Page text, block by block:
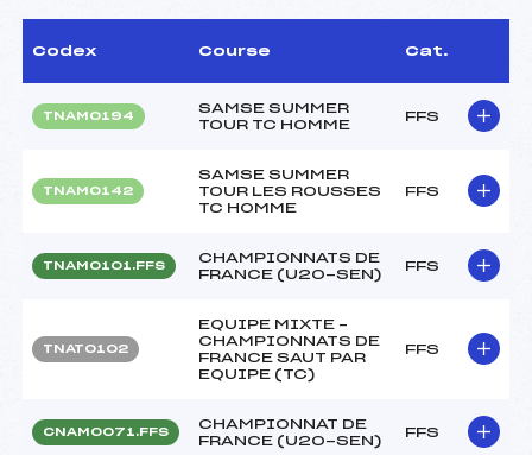
Codex Course Cat.
TNAM0194
SAMSE SUMMER
TOUR TC HOMME
FFS
TNAM0142
SAMSE SUMMER
TOUR LES ROUSSES
TC HOMME
FFS
TNAM0101.FFS
CHAMPIONNATS DE
FRANCE (U20-SEN)
FFS
TNAT0102
EQUIPE MIXTE –
CHAMPIONNATS DE
FRANCE SAUT PAR
EQUIPE (TC)
FFS
CNAM0071.FFS
CHAMPIONNAT DE
FRANCE (U20-SEN)
FFS